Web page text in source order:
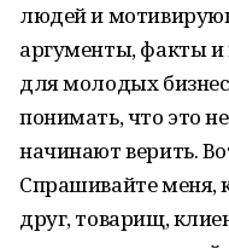
людей и
аргументы, факты
для молодых
понимать, что это
начинают верить.
Спрашивайте меня,
друг, товарищ,